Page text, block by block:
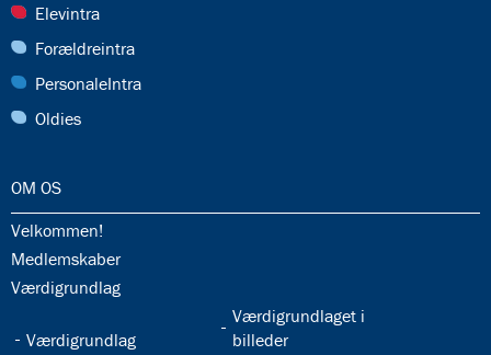
28.0:
Elevintra
29.0:
Forældreintra
30.0:
PersonaleIntra
31.0:
Oldies
32.0:
OM OS
32.1:
Velkommen!
32.2:
Medlemskaber
32.3:
Værdigrundlag
32.4:
Værdigrundlag
32.5:
Værdigrundlaget i
billeder